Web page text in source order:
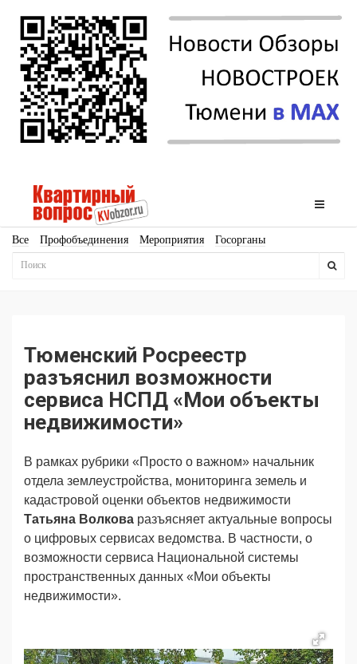
Все Профобъединения Мероприятия Госорганы
Новостройки
Ещё
Тюменский Росреестр
разъяснил возможности
сервиса НСПД «Мои объекты
недвижимости»
В рамках рубрики «Просто о важном» начальник
отдела землеустройства, мониторинга земель и
кадастровой оценки объектов недвижимости
Татьяна Волкова разъясняет актуальные вопросы
о цифровых сервисах ведомства. В частности, о
возможности сервиса Национальной системы
пространственных данных «Мои объекты
недвижимости».